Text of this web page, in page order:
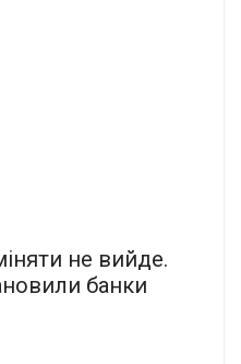
нe вийде.
банки